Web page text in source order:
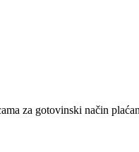
za gotovinski način